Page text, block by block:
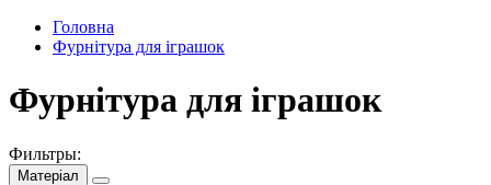
Головна
Фурнітура для іграшок
Фурнітура для іграшок
Фильтры:
Матеріал